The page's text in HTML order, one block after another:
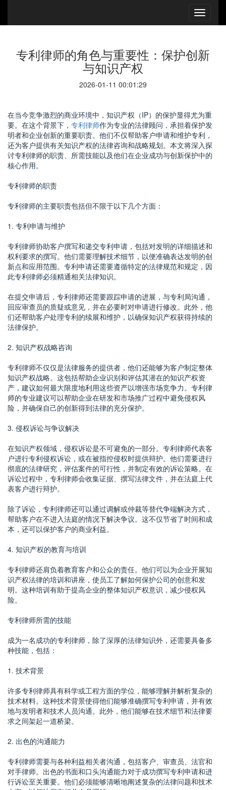
专利律师的角色与重要性：保护创新
与知识产权
2026-01-11 00:01:29
在当今竞争激烈的商业环境中，知识产权（IP）的保护显得尤为重
要。在这个背景下， 专利律师作为专业的法律顾问，承担着保护发
明者和企业创新的重要职责。他们不仅帮助客户申请和维护专利，
还为客户提供有关知识产权的法律咨询和战略规划。本文将深入探
讨专利律师的职责、所需技能以及他们在企业成功与创新保护中的
核心作用。
专利律师的职责
专利律师的主要职责包括但不限于以下几个方面：
1. 专利申请与维护
专利律师协助客户撰写和递交专利申请，包括对发明的详细描述和
权利要求的撰写。他们需要理解技术细节，以便准确表达发明的创
新点和应用范围。专利申请还需要遵循特定的法律规范和规定，因
此专利律师必须精通相关法律知识。
在提交申请后，专利律师还需要跟踪申请的进展，与专利局沟通，
回应审查员的质疑或意见，并在必要时对申请进行修改。此外，他
们还帮助客户处理专利的续展和维护，以确保知识产权获得持续的
法律保护。
2. 知识产权战略咨询
专利律师不仅仅是法律服务的提供者，他们还能够为客户制定整体
知识产权战略。这包括帮助企业识别和评估其潜在的知识产权资
产，建议如何最大限度地利用这些资产以增强市场竞争力。专利律
师的专业建议可以帮助企业在研发和市场推广过程中避免侵权风
险，并确保自己的创新得到法律的充分保护。
3. 侵权诉讼与争议解决
在知识产权领域，侵权诉讼是不可避免的一部分。专利律师代表客
户进行专利侵权诉讼，或在被指控侵权时提供辩护。他们需要进行
彻底的法律研究，评估案件的可行性，并制定有效的诉讼策略。在
诉讼过程中，专利律师会收集证据、撰写法律文件，并在法庭上代
表客户进行辩护。
除了诉讼，专利律师还可以通过调解或仲裁等替代争端解决方式，
帮助客户在不进入法庭的情况下解决争议。这不仅节省了时间和成
本，还可以保护客户的商业利益。
4. 知识产权的教育与培训
专利律师还肩负着教育客户和公众的责任。他们可以为企业开展知
识产权法律的培训和讲座，使员工了解如何保护公司的创意和发
明。这种培训有助于提高企业的整体知识产权意识，减少侵权风
险。
专利律师所需的技能
成为一名成功的专利律师，除了深厚的法律知识外，还需要具备多
种技能，包括：
1. 技术背景
许多专利律师具有科学或工程方面的学位，能够理解并解析复杂的
技术材料。这种技术背景使得他们能够准确撰写专利申请，并有效
地与发明者和技术人员沟通。此外，他们能够在技术细节和法律要
求之间架起一道桥梁。
2. 出色的沟通能力
专利律师需要与各种利益相关者沟通，包括客户、审查员、法官和
对手律师。出色的书面和口头沟通能力对于成功撰写专利申请和进
行诉讼至关重要。他们必须能够清晰地阐述复杂的法律问题和技术